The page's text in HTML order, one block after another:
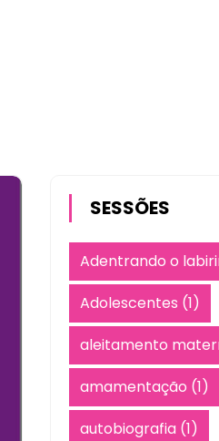
SESSÕES
Adentrando o
Adolescentes (1)
aleitamento
amamentação (1)
autobiografia (1)